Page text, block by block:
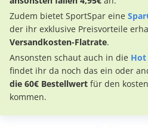
Zudem bietet SportSpar eine
der ihr exklusive Preisvorteile
Versandkosten-Flatrate.
Ansonsten schaut auch in die Hot
findet ihr da noch das ein oder
die 60€ Bestellwert für den
kommen.